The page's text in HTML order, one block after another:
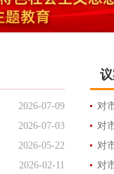
2026-07-09
2026-07-03
2026-05-22
2026-02-11